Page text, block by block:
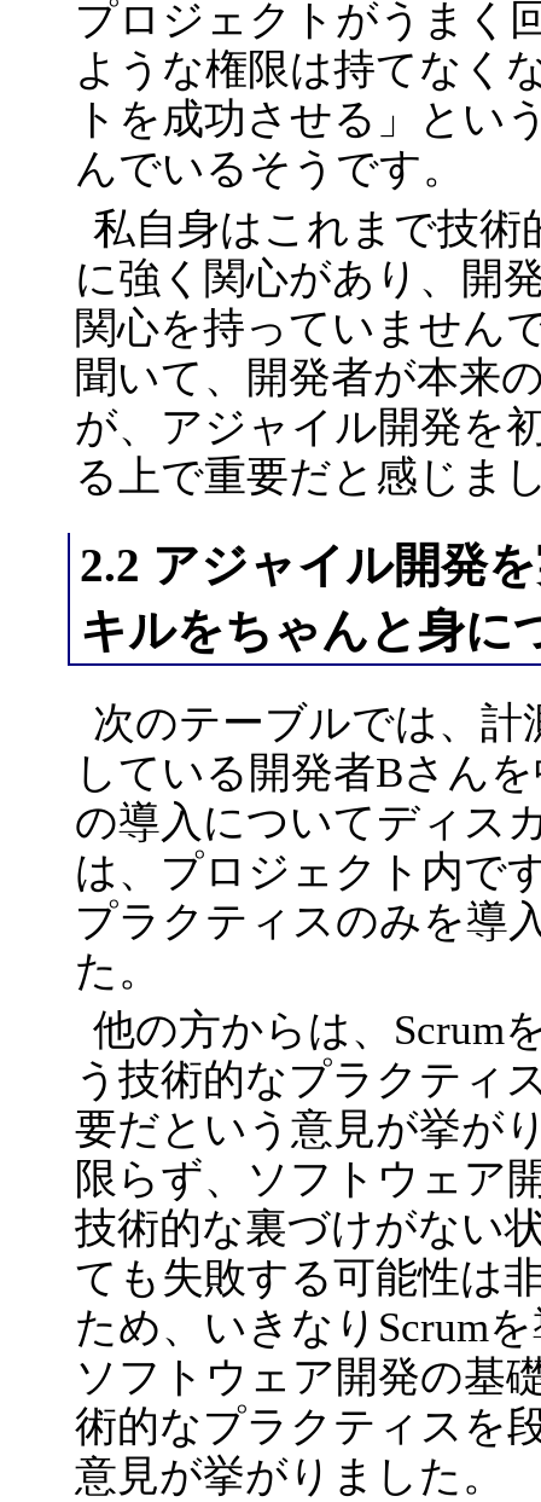
プロジェクトがうまく
ような権限は持てなく
トを成功させる」とい
んでいるそうです。
私自身はこれまで技
に強く関心があり、開
関心を持っていません
聞いて、開発者が本来
が、アジャイル開発を
る上で重要だと感じま
2.2 アジャイル開発
キルをちゃんと身に
次のテーブルでは、計
している開発者Bさん
の導入についてディス
は、プロジェクト内で
プラクティスのみを導
た。
他の方からは、Scrum
う技術的なプラクティ
要だという意見が挙が
限らず、ソフトウェア
技術的な裏づけがない
ても失敗する可能性は
ため、いきなりScrum
ソフトウェア開発の基
術的なプラクティスを
意見が挙がりました。